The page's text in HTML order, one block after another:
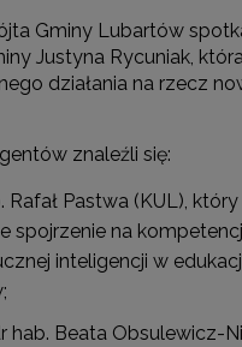
Gminy Lubartów
Justyna Rycuniak,
działania na rzecz
znaleźli się:
Rafał Pastwa (KUL),
spojrzenie na
inteligencji w
hab. Beata Obsulewicz-